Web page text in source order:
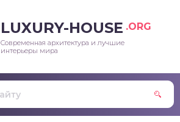
LUXURY-HOUSE .ORG
Современная архитектура и лучшие
интерьеры мира